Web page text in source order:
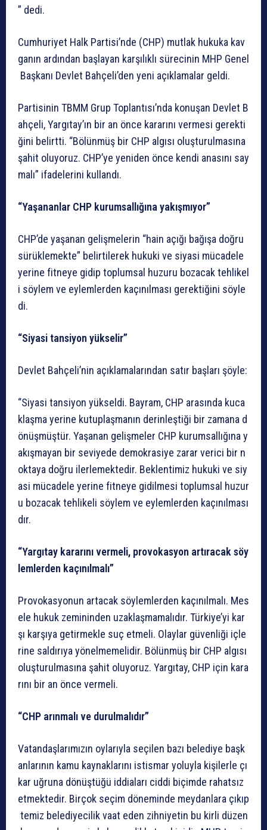
” dedi.
Cumhuriyet Halk Partisi’nde (CHP) mutlak hukuka kav
ganın ardından başlayan karşılıklı sürecinin MHP Genel
Başkanı Devlet Bahçeli’den yeni açıklamalar geldi.
Partisinin TBMM Grup Toplantısı’nda konuşan Devlet B
ahçeli,Yargıtay’ın bir an önce kararını vermesi gerekti
ğini belirtti. “Bölünmüş bir CHP algısı oluşturulmasına
şahit oluyoruz. CHP’ye yeniden önce kendi anasını say
malı” ifadelerini kullandı.
“Yaşananlar CHP kurumsallığına yakışmıyor”
CHP’de yaşanan gelişmelerin “hain açığı bağışa doğru
sürüklemekte” belirtilerek hukuki ve siyasi mücadele
yerine fitneye gidip toplumsal huzuru bozacaktehlikel
i söylem ve eylemlerden kaçınılması gerektiğini söyle
di.
“Siyasitansiyon yükselir”
Devlet Bahçeli’nin açıklamalarından satır başları şöyle:
“Siyasi tansiyon yükseldi. Bayram, CHP arasında kuca
klaşma yerine kutuplaşmanın derinleştiği bir zamana d
önüşmüştür. Yaşanan gelişmeler CHP kurumsallığına y
akışmayan bir seviyede demokrasiye zarar verici bir n
oktaya doğru ilerlemektedir. Beklentimiz hukuki ve siy
asi mücadele yerine fitneye gidilmesi toplumsal huzur
u bozacaktehlikeli söylem ve eylemlerden kaçınılması
dır.
“Yargıtay kararınıvermeli, provokasyon artıracak söy
lemlerden kaçınılmalı”
Provokasyonun artacak söylemlerden kaçınılmalı. Mes
ele hukuk zemininden uzaklaşmamalıdır. Türkiye’yi kar
şı karşıya getirmekle suç etmeli. Olaylar güvenliği içle
rine saldırıya yönelmemelidir. Bölünmüş bir CHP algısı
oluşturulmasına şahit oluyoruz. Yargıtay, CHP için kara
rını bir an önce vermeli.
“CHP arınmalıve durulmalıdır”
Vatandaşlarımızın oylarıyla seçilen bazı belediye başk
anlarının kamu kaynaklarını istismar yoluyla kişilerle çı
kar uğruna dönüştüğü iddiaları ciddi biçimde rahatsız
etmektedir. Birçok seçim döneminde meydanlara çıkıp
temiz belediyecilikvaat eden zihniyetin bu kirli düzen